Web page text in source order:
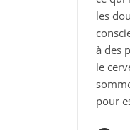
les
à des
le
pour